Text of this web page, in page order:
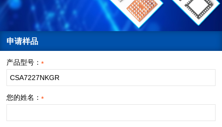
申请样品
产品型号：*
您的姓名：*